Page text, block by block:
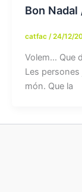
Bon
catfac /24/12/
Volem… Que
Les
món. Que la